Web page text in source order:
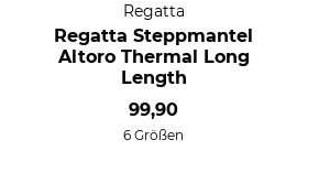
Regatta
Regatta Steppmantel
Altoro Thermal Long
Length
99,90
6 Größen